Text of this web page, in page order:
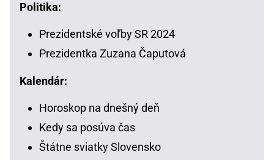
Politika:
Prezidentské voľby SR 2024
Prezidentka Zuzana Čaputová
Kalendár:
Horoskop na dnešný deň
Kedy sa posúva čas
Štátne sviatky Slovensko